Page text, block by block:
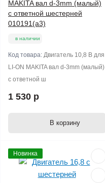
MAKITA вал d-3mm (малый)
с ответной шестерней
010191(a3)
в наличии
Код товара: Двигатель 10,8 В для
LI-ON MAKITA вал d-3mm (малый)
с ответной ш
1 530 р
В корзину
Новинка